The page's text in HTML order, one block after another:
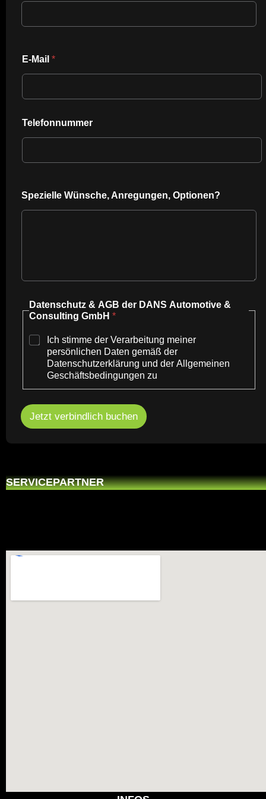
E-Mail *
Telefonnummer
Spezielle Wünsche, Anregungen, Optionen?
Datenschutz & AGB der DANS Automotive &
Consulting GmbH *
Ich stimme der Verarbeitung meiner
persönlichen Daten gemäß der
Datenschutzerklärung und der Allgemeinen
Geschäftsbedingungen zu
Jetzt verbindlich buchen
SERVICEPARTNER